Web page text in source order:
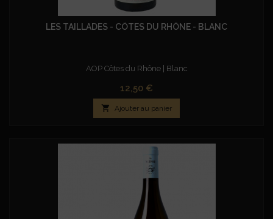
LES TAILLADES - CÔTES DU RHÔNE - BLANC
AOP Côtes du Rhône | Blanc
Prix
12,50 €
 Ajouter au panier